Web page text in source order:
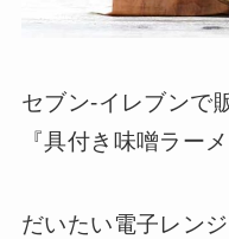
セブン-イレブンで
『具付き味噌ラー
だいたい電子レン